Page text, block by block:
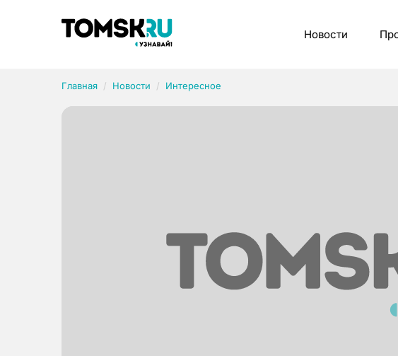
Новости
Главная Новости Интересное
Рубрики